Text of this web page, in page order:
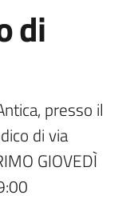
di
presso il
di via
GIOVEDÌ